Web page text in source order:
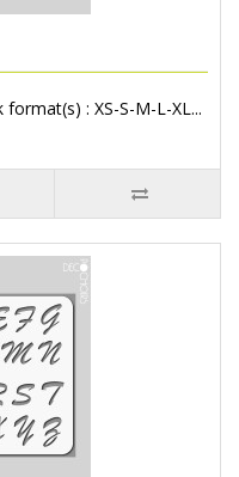
: XS-S-M-L-XL...